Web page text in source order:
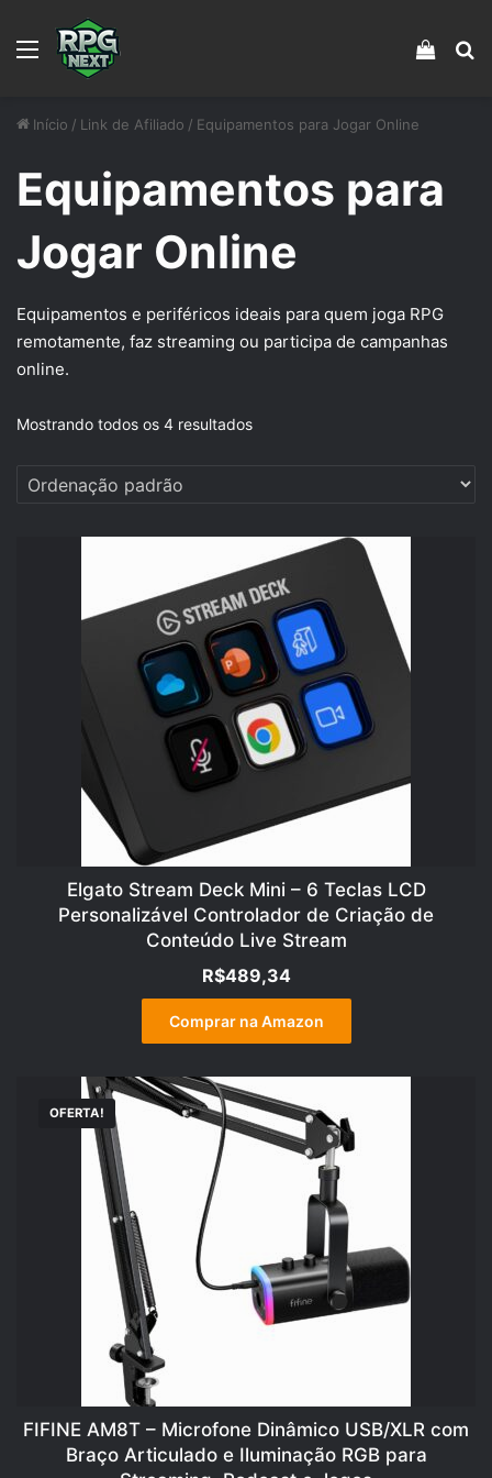
Menu Veja
Início / Link de Afiliado / Equipamentos para Jogar Online
Equipamentos para
Jogar Online
Equipamentos e periféricos ideais para quem joga RPG
remotamente, faz streaming ou participa de campanhas
online.
Mostrando todos os 4 resultados
Elgato Stream Deck Mini – 6 Teclas LCD
Personalizável Controlador de Criação de
Conteúdo Live Stream
R$489,34
Comprar na Amazon
OFERTA!
FIFINE AM8T – Microfone Dinâmico USB/XLR com
Braço Articulado e Iluminação RGB para